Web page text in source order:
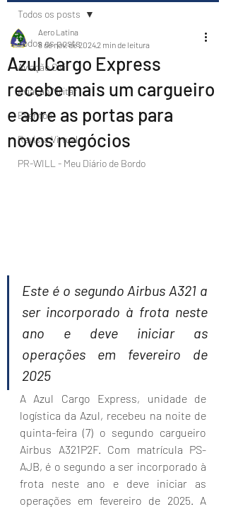
Todos os posts
Aviação Civil
Aviação Militar
Eventos
Revista Virtual
PR-WILL - Meu Diário de Bordo
Todos os posts
Azul Cargo Express
recebe mais um cargueiro
e abre as portas para
novos negócios
Aero Latina
8 de nov. de 20242 min de leitura
Este é o segundo Airbus A321 a
ser incorporado à frota neste
ano e deve iniciar as
operações em fevereiro de
2025
A Azul Cargo Express, unidade de
logística da Azul, recebeu na noite de
quinta-feira (7) o segundo cargueiro
Airbus A321P2F. Com matrícula PS-
AJB, é o segundo a ser incorporado à
frota neste ano e deve iniciar as
operações em fevereiro de 2025. A